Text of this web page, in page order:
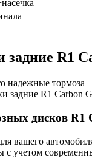
R1
надежные тормоза
задние R1 Carbon
дисков R1
вашего
с учетом